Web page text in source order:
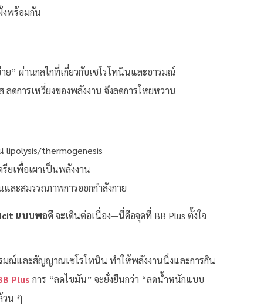
งพร้อมกัน
ย” ผ่านกลไกที่เกี่ยวกับเซโรโทนินและอารมณ์
ลดการเหวี่ยงของพลังงาน จึงลดการโหยหวาน
lipolysis/thermogenesis
ยเพื่อเผาเป็นพลังงาน
และสมรรถภาพการออกกำลังกาย
แบบพอดี จะเดินต่อเนื่อง—นี่คือจุดที่ BB Plus ตั้งใจ
มณ์และสัญญาณเซโรโทนิน ทำให้พลังงานนิ่งและการกิน
Plus การ “ลดไขมัน” จะยั่งยืนกว่า “ลดน้ำหนักแบบ
วน ๆ